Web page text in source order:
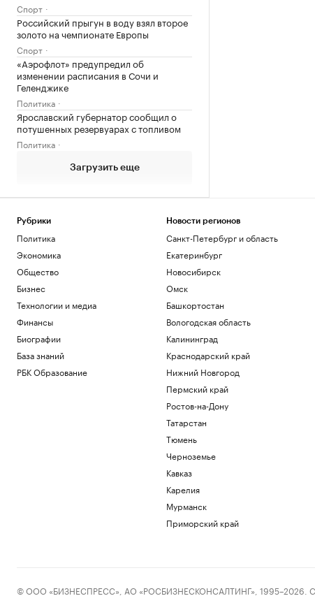
Спорт
Российский прыгун в воду взял второе
золото на чемпионате Европы
Спорт
«Аэрофлот» предупредил об
изменении расписания в Сочи и
Геленджике
Политика
Ярославский губернатор сообщил о
потушенных резервуарах с топливом
Политика
Загрузить еще
Рубрики
Политика
Экономика
Общество
Бизнес
Технологии и медиа
Финансы
Биографии
База знаний
РБК Образование
Новости регионов
Санкт-Петербург и область
Екатеринбург
Новосибирск
Омск
Башкортостан
Вологодская область
Калининград
Краснодарский край
Нижний Новгород
Пермский край
Ростов-на-Дону
Татарстан
Тюмень
Черноземье
Кавказ
Карелия
Мурманск
Приморский край
© ООО «БИЗНЕСПРЕСС», АО «РОСБИЗНЕСКОНСАЛТИНГ», 1995–2026.